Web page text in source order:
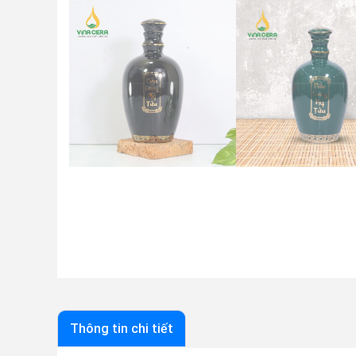
Thông tin chi tiết